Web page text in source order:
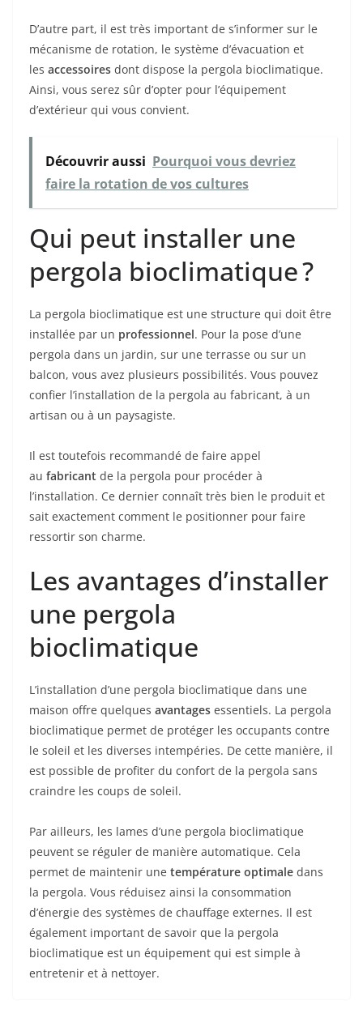
D’autre part, il est très important de s’informer sur le
mécanisme de rotation, le système d’évacuation et
les accessoires dont dispose la pergola bioclimatique.
Ainsi, vous serez sûr d’opter pour l’équipement
d’extérieur qui vous convient.
Découvrir aussi Pourquoi vous devriez
faire la rotation de vos cultures
Qui peut installer une
pergola bioclimatique ?
La pergola bioclimatique est une structure qui doit être
installée par un professionnel. Pour la pose d’une
pergola dans un jardin, sur une terrasse ou sur un
balcon, vous avez plusieurs possibilités. Vous pouvez
confier l’installation de la pergola au fabricant, à un
artisan ou à un paysagiste.
Il est toutefois recommandé de faire appel
au fabricant de la pergola pour procéder à
l’installation. Ce dernier connaît très bien le produit et
sait exactement comment le positionner pour faire
ressortir son charme.
Les avantages d’installer
une pergola
bioclimatique
L’installation d’une pergola bioclimatique dans une
maison offre quelques avantages essentiels. La pergola
bioclimatique permet de protéger les occupants contre
le soleil et les diverses intempéries. De cette manière, il
est possible de profiter du confort de la pergola sans
craindre les coups de soleil.
Par ailleurs, les lames d’une pergola bioclimatique
peuvent se réguler de manière automatique. Cela
permet de maintenir une température optimale dans
la pergola. Vous réduisez ainsi la consommation
d’énergie des systèmes de chauffage externes. Il est
également important de savoir que la pergola
bioclimatique est un équipement qui est simple à
entretenir et à nettoyer.